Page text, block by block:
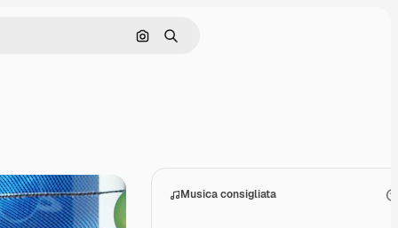
Cerca per immagine
Ricerca
Musica consigliata